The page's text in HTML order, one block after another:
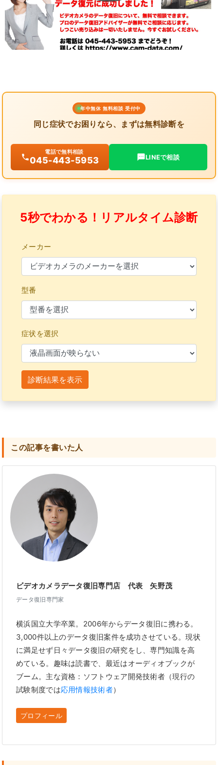
年中無休 無料相談 受付中
同じ症状でお困りなら、まずは無料診断を
電話で無料相談
045-443-5953 LINEで相談
5秒でわかる！リアルタイム診断
メーカー
型番
症状を選択
診断結果を表示
この記事を書いた人
ビデオカメラデータ復旧専門店 代表 矢野茂
データ復旧専門家
横浜国立大学卒業。2006年からデータ復旧に携わる。
3,000件以上のデータ復旧案件を成功させている。現状
に満足せず日々データ復旧の研究をし、専門知識を高
めている。趣味は読書で、最近はオーディオブックが
ブーム。主な資格：ソフトウェア開発技術者（現行の
試験制度では応用情報技術者）
プロフィール